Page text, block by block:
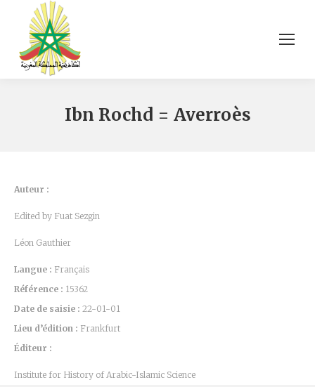
Ibn Rochd = Averroès
Auteur :
Edited by Fuat Sezgin
Léon Gauthier
Langue : Français
Référence : 15362
Date de saisie : 22-01-01
Lieu d’édition : Frankfurt
Éditeur :
Institute for History of Arabic-Islamic Science